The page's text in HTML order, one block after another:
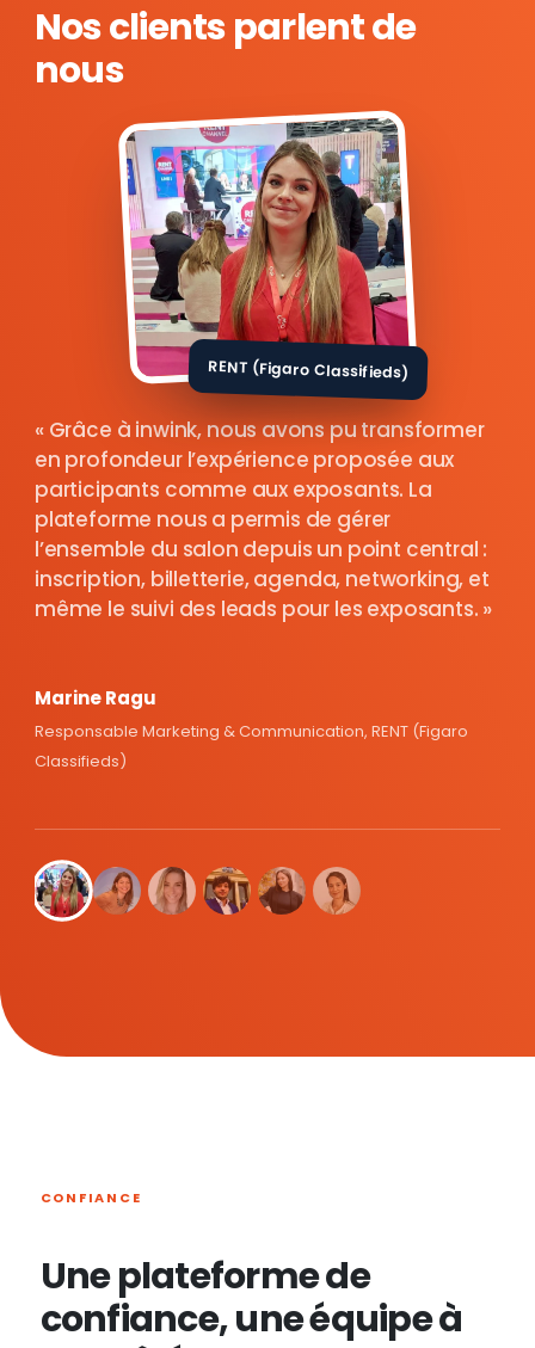
Nos clients parlent de
nous
RENT (Figaro Classifieds)
Grâce à inwink, nous avons pu transformer
en profondeur l’expérience proposée aux
participants comme aux exposants. La
plateforme nous a permis de gérer
l’ensemble du salon depuis un point central :
inscription, billetterie, agenda, networking, et
même le suivi des leads pour les exposants.
Marine Ragu
Responsable Marketing & Communication, RENT (Figaro
Classifieds)
CONFIANCE
Une plateforme de
confiance, une équipe à